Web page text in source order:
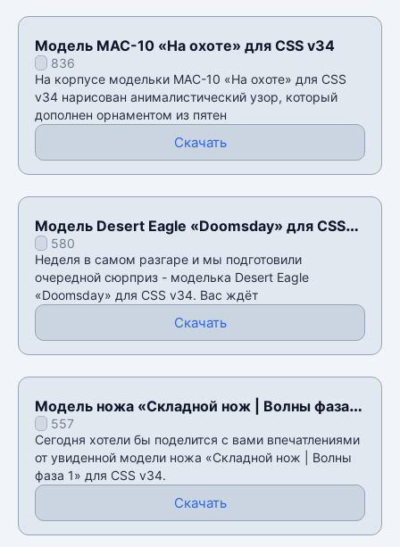
Модель MAC-10 «На охоте» для CSS v34
836
На корпусе модельки MAC-10 «На охоте» для CSS
v34 нарисован анималистический узор, который
дополнен орнаментом из пятен
Скачать
Модель Desert Eagle «Doomsday» для CSS
v34580
Неделя в самом разгаре и мы подготовили
очередной сюрприз - моделька Desert Eagle
«Doomsday» для CSS v34. Вас ждёт
Скачать
Модель ножа «Складной нож | Волны фаза
1» для CSS v34
557
Сегодня хотели бы поделится с вами впечатлениями
от увиденной модели ножа «Складной нож | Волны
фаза 1» для CSS v34.
Скачать